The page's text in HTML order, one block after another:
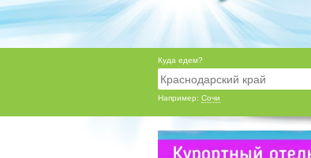
Куда едем?
Например: Сочи